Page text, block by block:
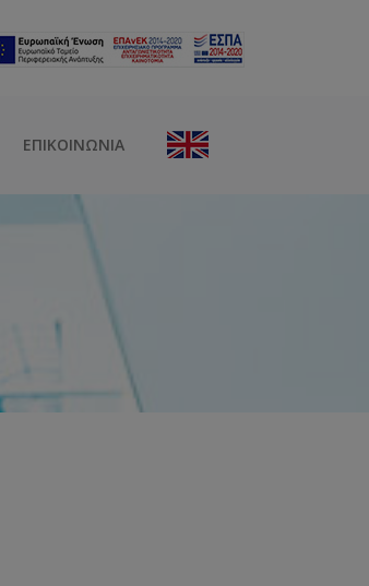
ΕΠΙΚΟΙΝΩΝΊΑ